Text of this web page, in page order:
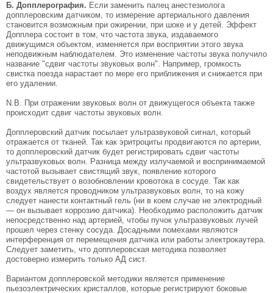
Б. Допплерография. Если заменить палец анестезиолога
допплеровским датчиком, то измерение артериального давления
становится возможным при ожирении, при шоке и у детей. Эффект
Допплера состоит в том, что частота звука, издаваемого
движущимся объектом, изменяется при восприятии этого звука
неподвижным наблюдателем. Это изменение частоты звука получило
название "сдвиг частоты звуковых волн". Например, громкость
свистка поезда нарастает по мере его приближения и снижается при
его удалении.
N.B. При отражении звуковых волн от движущегося объекта также
происходит сдвиг частоты звуковых волн.
Допплеровский датчик посылает ультразвуковой сигнал, который
отражается от тканей. Так как эритроциты продвигаются по артерии,
то допплеровский датчик будет регистрировать сдвиг частоты
ультразвуковых волн. Разница между излучаемой и воспринимаемой
частотой вызывает свистящий звук, появление которого
свидетельствует о возобновлении кровотока в сосуде. Так как
воздух является проводником ультразвуковых волн, то на кожу
следует нанести контактный гель (ни в коем случае не электродный
— он вызывает коррозию датчика). Необходимо расположить датчик
непосредственно над артерией, чтобы пучок ультразвуковых лучей
прошел через стенку сосуда. Досадными помехами являются
интерференция от перемещения датчика или работы электрокаутера.
Следует заметить, что допплеровская методика позволяет
достоверно измерить только АД сист.
Вариантом допплеровской методики является применение
пьезоэлектрических кристаллов, которые регистрируют боковые